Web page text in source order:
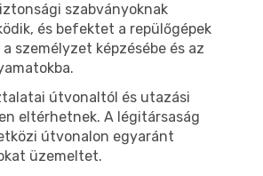
szabványoknak
és befektet a repülőgépek
személyzet képzésébe és az
útvonaltól és utazási
eltérhetnek. A légitársaság
útvonalon egyaránt
üzemeltet.